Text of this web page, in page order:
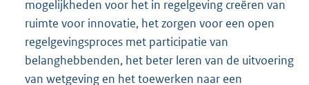
mogelijkheden voor het in regelgeving creëren van
ruimte voor innovatie, het zorgen voor een open
regelgevingsproces met participatie van
belanghebbenden, het beter leren van de uitvoering
van wetgeving en het toewerken naar een